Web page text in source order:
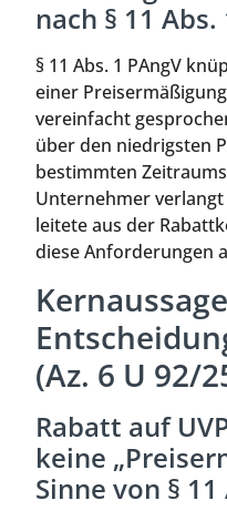
nach § 11 Abs.
§ 11 Abs. 1 PAngV
einer
vereinfacht
über den niedrigsten
bestimmten
Unternehmer
leitete aus der
diese Anforderungen
(Az. 6 U 92/
Rabatt auf
keine
Sinne von § 11